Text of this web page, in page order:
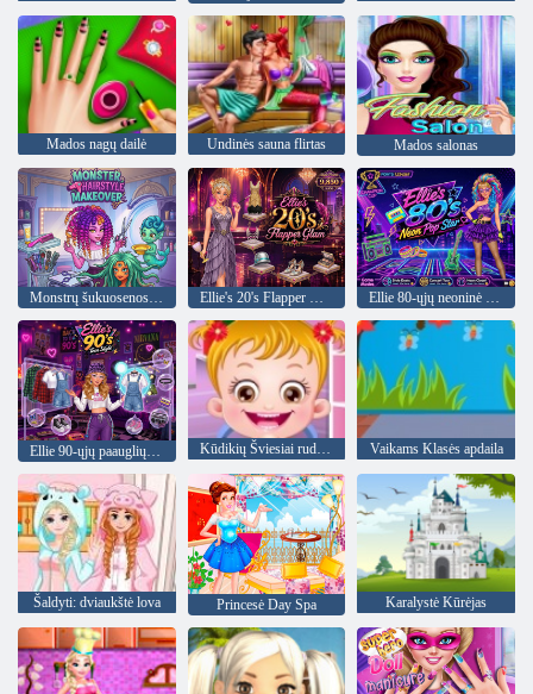
Mados nagų dailė Undinės sauna flirtas Mados salonas
Monstrų šukuosenos perdarymas Ellie's 20's Flapper Glam Ellie 80-ųjų neoninė pop žvaigždė
Kūdikių Šviesiai ruda Velykų Pramogos Vaikams Klasės apdaila
Šaldyti: dviaukštė lova Princesė Day Spa Karalystė Kūrėjas